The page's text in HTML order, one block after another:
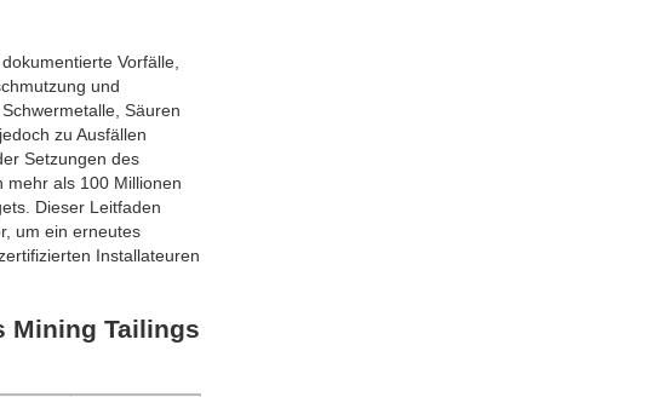
Vorfälle,
und
Säuren
zu Ausfällen
Setzungen des
mehr als 100 Millionen
Dieser Leitfaden
um ein erneutes
Installateuren
Mining Tailings